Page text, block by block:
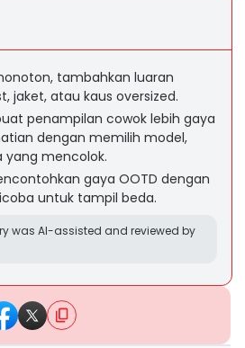
tambahkan luaran
jaket, atau kaus oversized.
penampilan cowok lebih gaya
dengan memilih model,
yang mencolok.
gaya OOTD dengan
untuk tampil beda.
was AI-assisted and reviewed by